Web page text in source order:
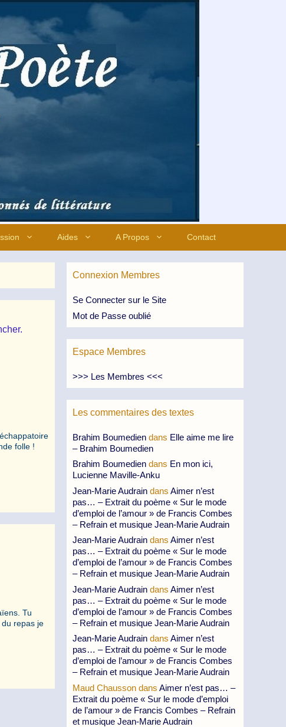
Aides A Propos Contact
folle !
Tu
repas je
Connexion Membres
Se Connecter sur le Site
Mot de Passe oublié
Espace Membres
>>> Les Membres <<<
Les commentaires des textes
Brahim Boumedien dans Elle aime me lire
– Brahim Boumedien
Brahim Boumedien dans En mon ici,
Lucienne Maville-Anku
Jean-Marie Audrain dans Aimer n’est
pas… – Extrait du poème « Sur le mode
d’emploi de l’amour » de Francis Combes
– Refrain et musique Jean-Marie Audrain
Jean-Marie Audrain dans Aimer n’est
pas… – Extrait du poème « Sur le mode
d’emploi de l’amour » de Francis Combes
– Refrain et musique Jean-Marie Audrain
Jean-Marie Audrain dans Aimer n’est
pas… – Extrait du poème « Sur le mode
d’emploi de l’amour » de Francis Combes
– Refrain et musique Jean-Marie Audrain
Jean-Marie Audrain dans Aimer n’est
pas… – Extrait du poème « Sur le mode
d’emploi de l’amour » de Francis Combes
– Refrain et musique Jean-Marie Audrain
Maud Chausson dans Aimer n’est pas… –
Extrait du poème « Sur le mode d’emploi
de l’amour » de Francis Combes – Refrain
et musique Jean-Marie Audrain